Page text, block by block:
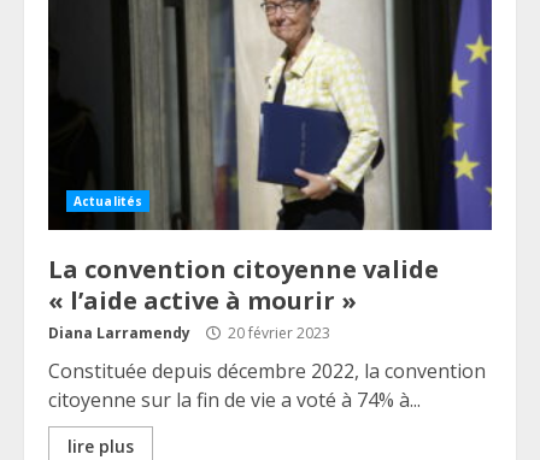
Actualités
La convention citoyenne valide
« l’aide active à mourir »
Diana Larramendy 20 février 2023
Constituée depuis décembre 2022, la convention
citoyenne sur la fin de vie a voté à 74% à...
lire plus